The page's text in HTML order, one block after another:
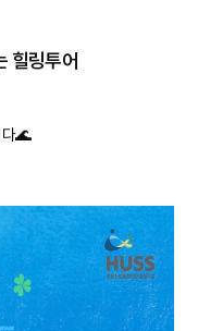
힐링투어
다🌊